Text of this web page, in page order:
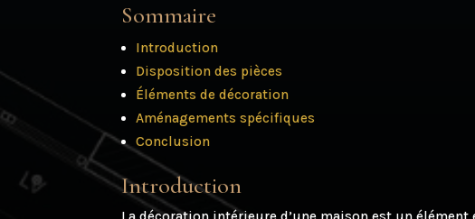
Sommaire
Introduction
Disposition des pièces
Éléments de décoration
Aménagements spécifiques
Conclusion
Introduction